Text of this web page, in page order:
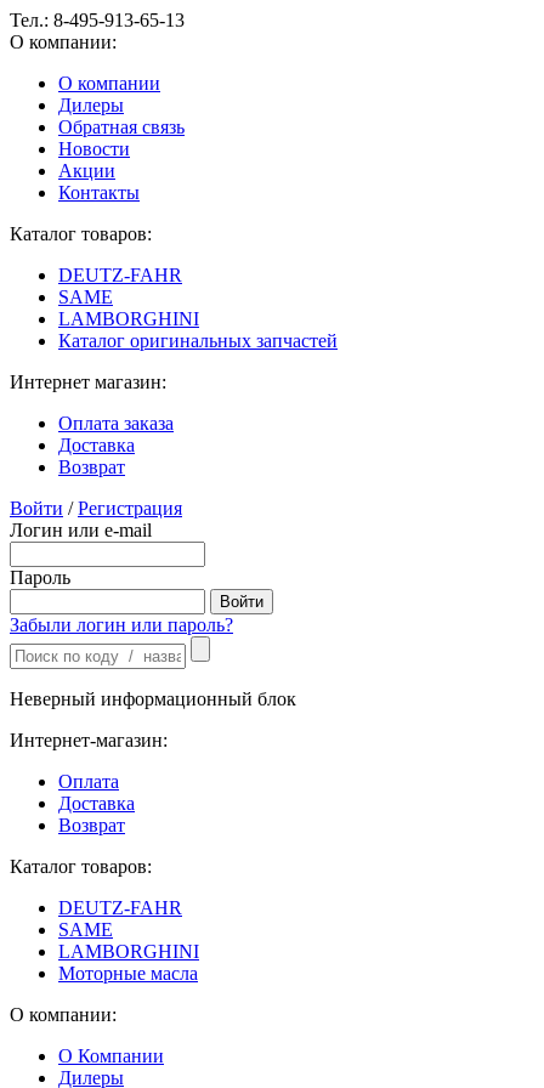
Тел.: 8-495-913-65-13
О компании:
О компании
Дилеры
Обратная связь
Новости
Акции
Контакты
Каталог товаров:
DEUTZ-FAHR
SAME
LAMBORGHINI
Каталог оригинальных запчастей
Интернет магазин:
Оплата заказа
Доставка
Возврат
Войти / Регистрация
Логин или e-mail
Пароль
Забыли логин или пароль?
Неверный информационный блок
Интернет-магазин:
Оплата
Доставка
Возврат
Каталог товаров:
DEUTZ-FAHR
SAME
LAMBORGHINI
Моторные масла
О компании:
О Компании
Дилеры